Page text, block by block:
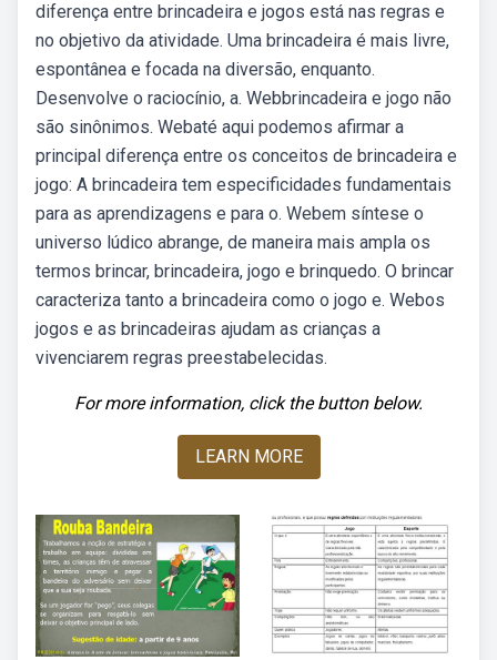
diferença entre brincadeira e jogos está nas regras e
no objetivo da atividade. Uma brincadeira é mais livre,
espontânea e focada na diversão, enquanto.
Desenvolve o raciocínio, a. Webbrincadeira e jogo não
são sinônimos. Webaté aqui podemos afirmar a
principal diferença entre os conceitos de brincadeira e
jogo: A brincadeira tem especificidades fundamentais
para as aprendizagens e para o. Webem síntese o
universo lúdico abrange, de maneira mais ampla os
termos brincar, brincadeira, jogo e brinquedo. O brincar
caracteriza tanto a brincadeira como o jogo e. Webos
jogos e as brincadeiras ajudam as crianças a
vivenciarem regras preestabelecidas.
For more information, click the button below.
LEARN MORE